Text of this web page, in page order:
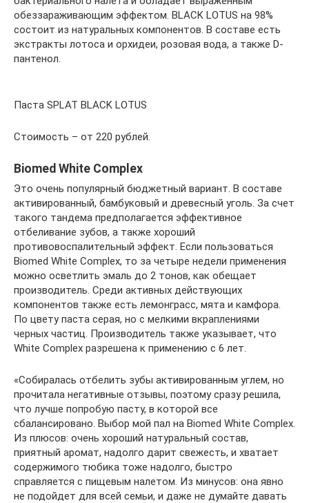
обеззараживающим эффектом. BLACK LOTUS на 98%
состоит из натуральных компонентов. В составе есть
экстракты лотоса и орхидеи, розовая вода, а также D-
пантенол.
Паста SPLAT BLACK LOTUS
Стоимость – от 220 рублей.
Biomed White Complex
Это очень популярный бюджетный вариант. В составе
активированный, бамбуковый и древесный уголь. За счет
такого тандема предполагается эффективное
отбеливание зубов, а также хороший
противовоспалительный эффект. Если пользоваться
Biomed White Complex, то за четыре недели применения
можно осветлить эмаль до 2 тонов, как обещает
производитель. Среди активных действующих
компонентов также есть лемонграсс, мята и камфора.
По цвету паста серая, но с мелкими вкраплениями
черных частиц. Производитель также указывает, что
White Complex разрешена к применению с 6 лет.
«Собиралась отбелить зубы активированным углем, но
прочитала негативные отзывы, поэтому сразу решила,
что лучше попробую пасту, в которой все
сбалансировано. Выбор мой пал на Biomed White Complex.
Из плюсов: очень хороший натуральный состав,
приятный аромат, надолго дарит свежесть, и хватает
содержимого тюбика тоже надолго, быстро
справляется с пищевым налетом. Из минусов: она явно
не подойдет для всей семьи, и даже не думайте давать